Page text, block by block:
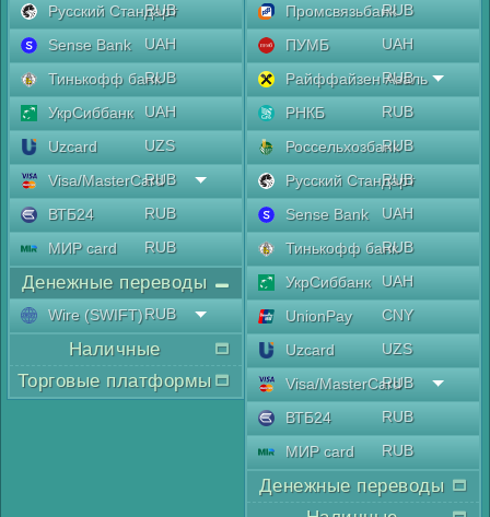
Русский Стандарт
RUB
Sense Bank
UAH
Тинькофф банкRUB
УкрСиббанк
UAH
Uzcard
UZS
Visa/MasterCard
RUB
ВТБ24
RUB
МИР card
RUB
Денежные переводы
Wire (SWIFT)RUB
Наличные
Торговые платформы
ПромсвязьбанкRUB
ПУМБ
UAH
Райффайзен Аваль
RUB
РНКБ
RUB
РоссельхозбанкRUB
Русский Стандарт
RUB
Sense Bank
UAH
Тинькофф банкRUB
УкрСиббанк
UAH
UnionPay
CNY
Uzcard
UZS
Visa/MasterCard
RUB
ВТБ24
RUB
МИР card
RUB
Денежные переводы